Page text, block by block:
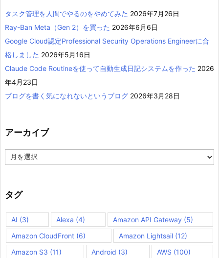
タスク管理を人間でやるのをやめてみた 2026年7月26日
Ray-Ban Meta（Gen 2）を買った 2026年6月6日
Google Cloud認定Professional Security Operations Engineerに合
格しました 2026年5月16日
Claude Code Routineを使って自動生成日記システムを作った 2026
年4月23日
ブログを書く気になれないというブログ 2026年3月28日
アーカイブ
ー
ブ
タグ
AI (3) Alexa (4) Amazon API Gateway (5)
Amazon CloudFront (6) Amazon Lightsail (12)
Amazon S3 (11) Android (3) AWS (100)